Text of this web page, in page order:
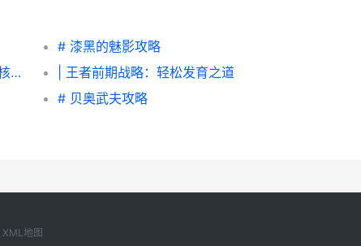
# 漆黑的魅影攻略
#逆水寒任务攻略：从初入江湖到自在游历的核心指南#
| 王者前期战略：轻松发育之道
# 贝奥武夫攻略
XML地图